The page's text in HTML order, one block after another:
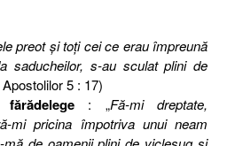
preot şi toţi cei ce erau împreună
saducheilor, s-au sculat plini de
5 : 17)
: „Fă-mi dreptate,
mi pricina împotriva unui neam